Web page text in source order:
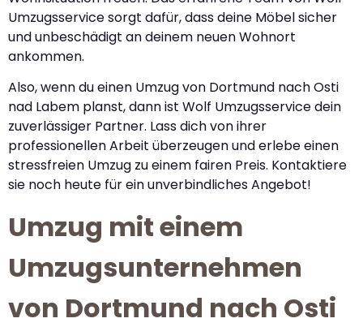
Umzugsservice sorgt dafür, dass deine Möbel sicher
und unbeschädigt an deinem neuen Wohnort
ankommen.
Also, wenn du einen Umzug von Dortmund nach Osti
nad Labem planst, dann ist Wolf Umzugsservice dein
zuverlässiger Partner. Lass dich von ihrer
professionellen Arbeit überzeugen und erlebe einen
stressfreien Umzug zu einem fairen Preis. Kontaktiere
sie noch heute für ein unverbindliches Angebot!
Umzug mit einem
Umzugsunternehmen
von Dortmund nach Osti